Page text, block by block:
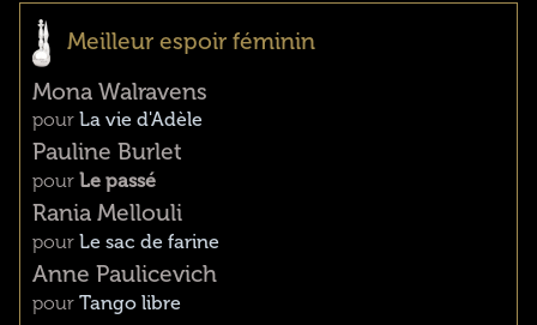
Meilleur espoir féminin
Mona Walravens
pour La vie d'Adèle
Pauline Burlet
pour Le passé
Rania Mellouli
pour Le sac de farine
Anne Paulicevich
pour Tango libre